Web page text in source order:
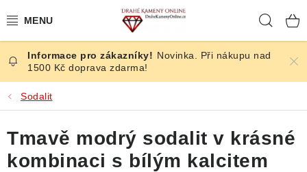
na
ČESKÉ KAMENY
ŠPERKY
KAMENY ZE SVĚTA
BROUŠENÉ
Novinka. Při nákupu nad
1500 Kč doprava zdarma!
Sodalit
Tmavě modrý sodalit v krásné
kombinaci s bílým kalcitem